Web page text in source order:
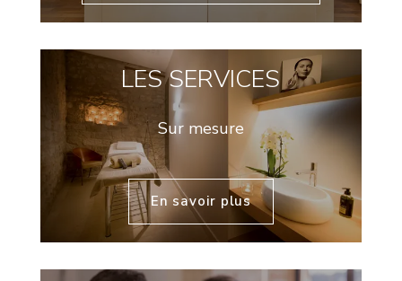
LES SERVICES
Sur mesure
En savoir plus